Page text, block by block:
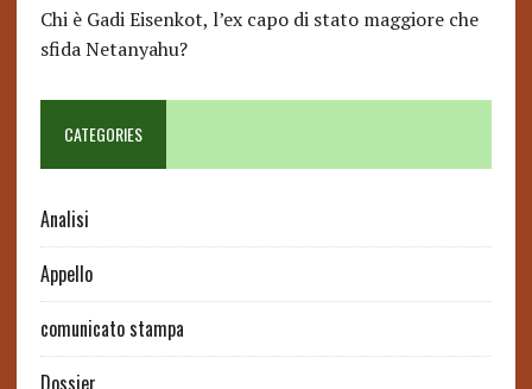
Chi è Gadi Eisenkot, l’ex capo di stato maggiore che
sfida Netanyahu?
CATEGORIES
Analisi
Appello
comunicato stampa
Dossier